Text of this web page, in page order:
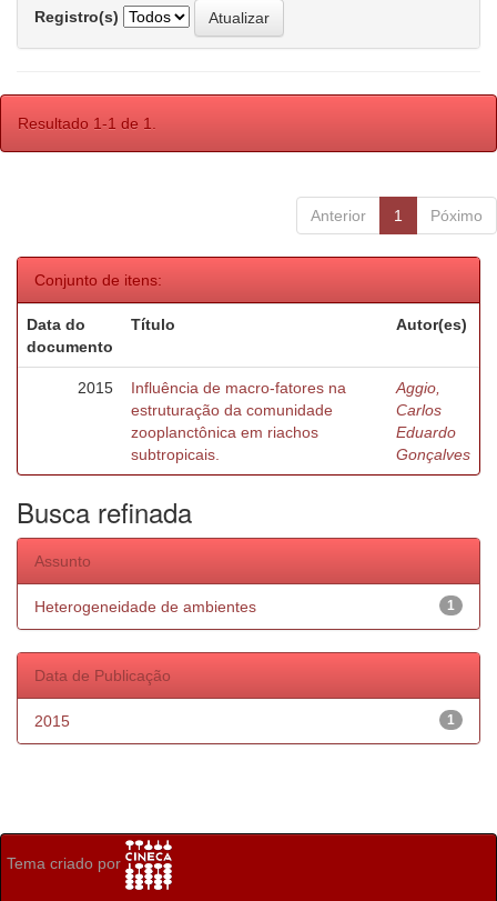
Registro(s)
Resultado 1-1 de 1.
Anterior 1 Póximo
Conjunto de itens:
Data do
documento
Título Autor(es)
2015
Influência de macro-fatores na
estruturação da comunidade
zooplanctônica em riachos
subtropicais.
Aggio,
Carlos
Eduardo
Gonçalves
Busca refinada
Assunto
1
Heterogeneidade de ambientes
Data de Publicação
1
2015
Tema criado por